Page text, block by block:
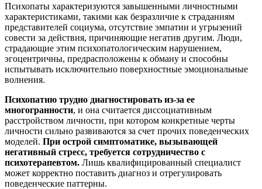
Психопаты характеризуются завышенными личностными
характеристиками, такими как безразличие к страданиям
представителей социума, отсутствие эмпатии и угрызений
совести за действия, причиняющие негатив другим. Люди,
страдающие этим психопатологическим нарушением,
эгоцентричны, предрасположены к обману и способны
испытывать исключительно поверхностные эмоциональные
волнения.
Психопатию трудно диагностировать из-за ее
многогранности, и она считается диссоциативным
расстройством личности, при котором конкретные черты
личности сильно развиваются за счет прочих поведенческих
моделей. При острой симптоматике, вызывающей
негативный стресс, требуется сотрудничество с
психотерапевтом. Лишь квалифицированный специалист
может корректно поставить диагноз и отрегулировать
поведенческие паттерны.